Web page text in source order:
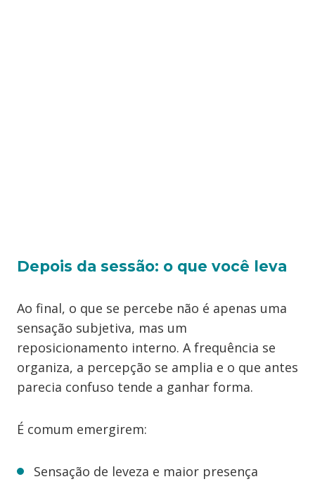
Depois da sessão: o que você leva
Ao final, o que se percebe não é apenas uma
sensação subjetiva, mas um
reposicionamento interno. A frequência se
organiza, a percepção se amplia e o que antes
parecia confuso tende a ganhar forma.
É comum emergirem:
Sensação de leveza e maior presença